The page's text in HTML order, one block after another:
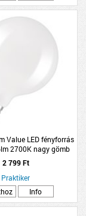
Value LED fényforrás
2700K nagy gömb
matt
2 799 Ft
Praktiker
Info